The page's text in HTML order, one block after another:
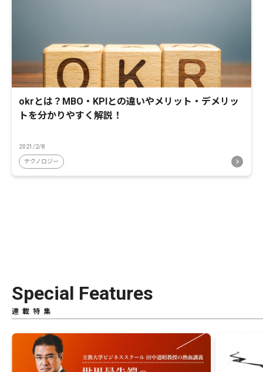
okrとは？MBO・KPIとの違いやメリット・デメリッ
トを分かりやすく解説！
2021/2/8
テクノロジー
Special Features
連載特集